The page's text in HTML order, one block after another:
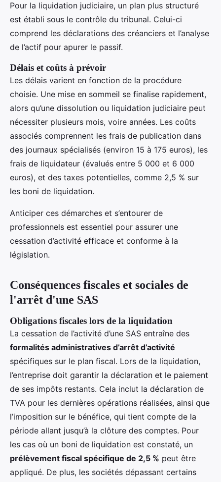
Pour la liquidation judiciaire, un plan plus structuré
est établi sous le contrôle du tribunal. Celui-ci
comprend les déclarations des créanciers et l’analyse
de l’actif pour apurer le passif.
Délais et coûts à prévoir
Les délais varient en fonction de la procédure
choisie. Une mise en sommeil se finalise rapidement,
alors qu’une dissolution ou liquidation judiciaire peut
nécessiter plusieurs mois, voire années. Les coûts
associés comprennent les frais de publication dans
des journaux spécialisés (environ 15 à 175 euros), les
frais de liquidateur (évalués entre 5 000 et 6 000
euros), et des taxes potentielles, comme 2,5 % sur
les boni de liquidation.
Anticiper ces démarches et s’entourer de
professionnels est essentiel pour assurer une
cessation d’activité efficace et conforme à la
législation.
Conséquences fiscales et sociales de
l'arrêt d'une SAS
Obligations fiscales lors de la liquidation
La cessation de l’activité d’une SAS entraîne des
formalités administratives d’arrêt d’activité
spécifiques sur le plan fiscal. Lors de la liquidation,
l’entreprise doit garantir la déclaration et le paiement
de ses impôts restants. Cela inclut la déclaration de
TVA pour les dernières opérations réalisées, ainsi que
l’imposition sur le bénéfice, qui tient compte de la
période allant jusqu’à la clôture des comptes. Pour
les cas où un boni de liquidation est constaté, un
prélèvement fiscal spécifique de 2,5 % peut être
appliqué. De plus, les sociétés dépassant certains